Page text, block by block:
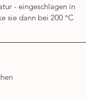
- eingeschlagen in
sie dann bei 200 °C